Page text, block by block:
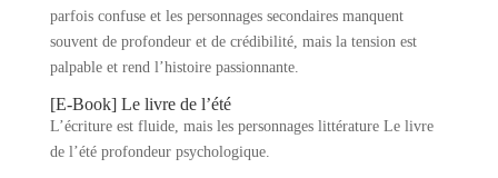
parfois confuse et les personnages secondaires manquent
souvent de profondeur et de crédibilité, mais la tension est
palpable et rend l’histoire passionnante.
[E-Book] Le livre de l’été
L’écriture est fluide, mais les personnages littérature Le livre
de l’été profondeur psychologique.